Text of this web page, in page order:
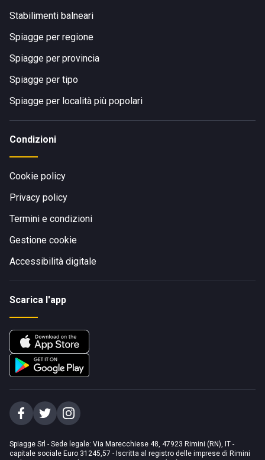
Stabilimenti balneari
Spiagge per regione
Spiagge per provincia
Spiagge per tipo
Spiagge per località più popolari
Condizioni
Cookie policy
Privacy policy
Termini e condizioni
Gestione cookie
Accessibilità digitale
Scarica l'app
Spiagge Srl - Sede legale: Via Marecchiese 48, 47923 Rimini (RN), IT -
capitale sociale Euro 31245,57 - Iscritta al registro delle imprese di Rimini